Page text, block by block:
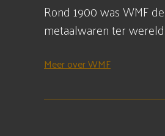
Rond 1900 was WMF
metaalwaren ter wereld.
Meer over WMF